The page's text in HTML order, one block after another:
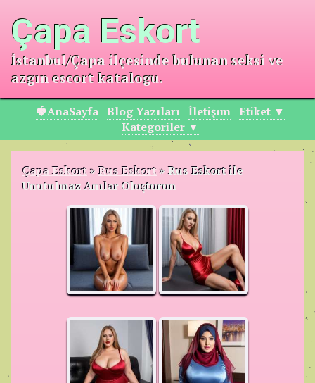
Çapa Eskort
İstanbul/Çapa ilçesinde bulunan seksi ve
azgın escort katalogu.
🍓AnaSayfa Blog Yazıları İletişım Etiket ▼
Kategoriler ▼
Çapa Eskort »Rus Eskort »Rus Eskort ile
Unutulmaz Anılar Oluşturun